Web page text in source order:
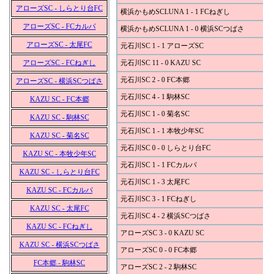
アローズSC - しらとり台FC
アローズSC - FCカルパ
アローズSC - 太尾FC
アローズSC - FCねぎし
アローズSC - 横浜SCつばさ
KAZU SC - FC本郷
KAZU SC - 駒林SC
KAZU SC - 菊名SC
KAZU SC - 本牧少年SC
KAZU SC - しらとり台FC
KAZU SC - FCカルパ
KAZU SC - 太尾FC
KAZU SC - FCねぎし
KAZU SC - 横浜SCつばさ
FC本郷 - 駒林SC
横浜かもめSCLUNA 1 - 1 FCねぎし
横浜かもめSCLUNA 1 - 0 横浜SCつばさ
元石川SC 1 - 1 アローズSC
元石川SC 11 - 0 KAZU SC
元石川SC 2 - 0 FC本郷
元石川SC 4 - 1 駒林SC
元石川SC 1 - 0 菊名SC
元石川SC 1 - 1 本牧少年SC
元石川SC 0 - 0 しらとり台FC
元石川SC 1 - 1 FCカルパ
元石川SC 1 - 3 太尾FC
元石川SC 3 - 1 FCねぎし
元石川SC 4 - 2 横浜SCつばさ
アローズSC 3 - 0 KAZU SC
アローズSC 0 - 0 FC本郷
アローズSC 2 - 2 駒林SC